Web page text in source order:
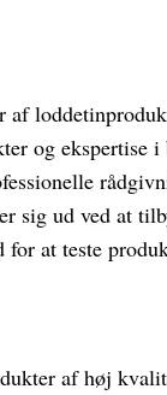
af
og ekspertise
sig ud ved at
at teste
af høj